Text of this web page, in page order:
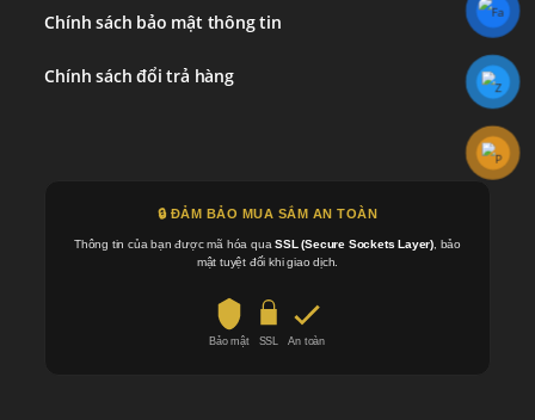
Chính sách bảo mật thông tin
Chính sách đổi trả hàng
🔒 ĐẢM BẢO MUA SẮM AN TOÀN
Thông tin của bạn được mã hóa quaSSL (Secure Sockets Layer) , bảo
mật tuyệt đối khi giao dịch.
Bảo mật SSL An toàn